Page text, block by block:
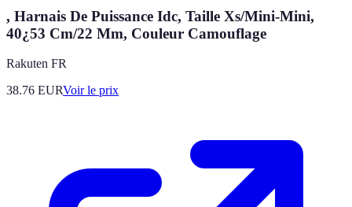
, Harnais De Puissance Idc, Taille Xs/Mini-Mini,
40¿53 Cm/22 Mm, Couleur Camouflage
Rakuten FR
38.76 EURVoir le prix